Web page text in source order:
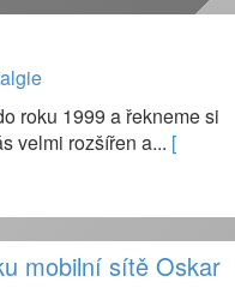
roku 1999 a řekneme si
velmi rozšířen a... [
mobilní sítě Oskar